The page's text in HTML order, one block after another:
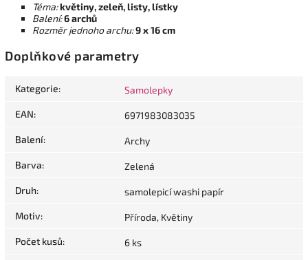
Téma:květiny, zeleň, listy, lístky
Balení:6 archů
Rozměr jednoho archu:9 x 16 cm
Doplňkové parametry
Kategorie: Samolepky
EAN: 6971983083035
Balení: Archy
Barva: Zelená
Druh: samolepicí washi papír
Motiv: Příroda, Květiny
Počet kusů: 6 ks